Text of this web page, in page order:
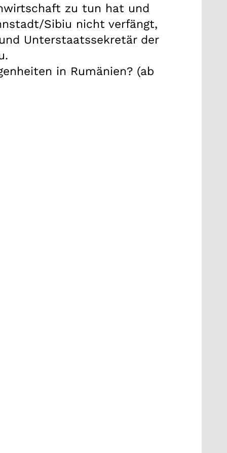
zu tun hat und
Sibiu nicht verfängt,
Unterstaatssekretär der
in Rumänien? (ab